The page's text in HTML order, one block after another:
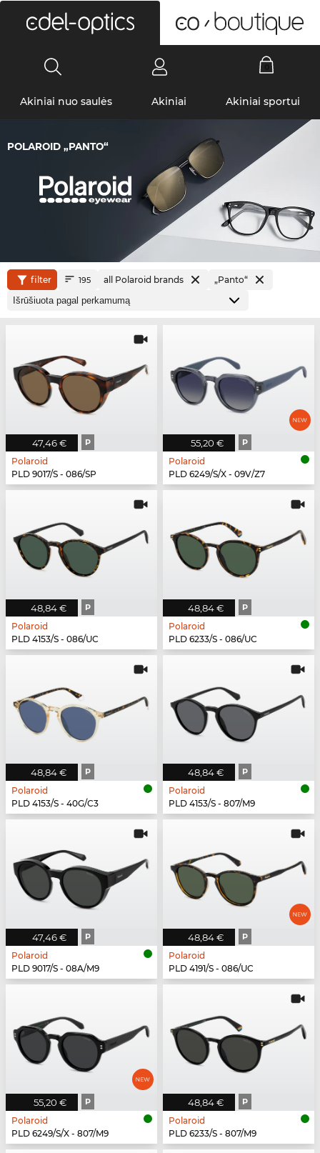
Akiniai nuo saulės Akiniai Akiniai sportui
POLAROID „PANTO“
filter 195 all Polaroid brands „Panto“
47,46 € P
Polaroid
PLD 9017/S - 086/SP
55,20 € P
Polaroid
PLD 6249/S/X - 09V/Z7
48,84 € P
Polaroid
PLD 4153/S - 086/UC
48,84 € P
Polaroid
PLD 6233/S - 086/UC
48,84 € P
Polaroid
PLD 4153/S - 40G/C3
48,84 € P
Polaroid
PLD 4153/S - 807/M9
47,46 € P
Polaroid
PLD 9017/S - 08A/M9
48,84 € P
Polaroid
PLD 4191/S - 086/UC
55,20 € P
Polaroid
PLD 6249/S/X - 807/M9
48,84 € P
Polaroid
PLD 6233/S - 807/M9